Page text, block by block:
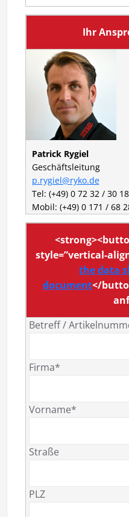
Ihr
Patrick Rygiel
Geschäftsleitung
p.rygiel@ryko.de
Tel: (+49) 0 72 32 / 30
Mobil: (+49) 0 171 / 68
style=”vertical-
the data
document</
Betreff /
Firma*
Vorname*
Straße
PLZ